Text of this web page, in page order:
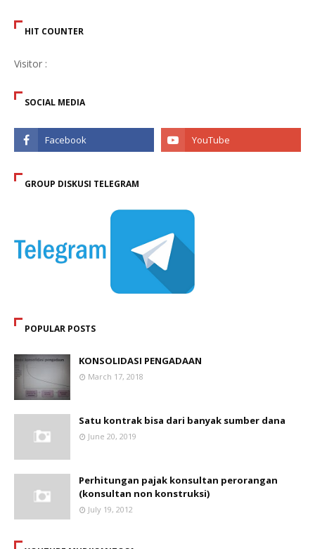
HIT COUNTER
Visitor :
SOCIAL MEDIA
GROUP DISKUSI TELEGRAM
POPULAR POSTS
KONSOLIDASI PENGADAAN
March 17, 2018
Satu kontrak bisa dari banyak sumber dana
June 20, 2019
Perhitungan pajak konsultan perorangan
(konsultan non konstruksi)
July 19, 2012